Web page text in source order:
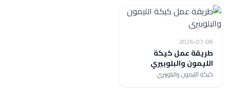
2026-07-08
طريقة عمل كيكة
الليمون والبلوبيري
كيكة الليمون والبلوبيري